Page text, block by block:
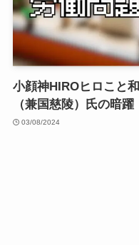
小顔神HIROヒロこと
（兼国慈陵）氏の暗躍
03/08/2024